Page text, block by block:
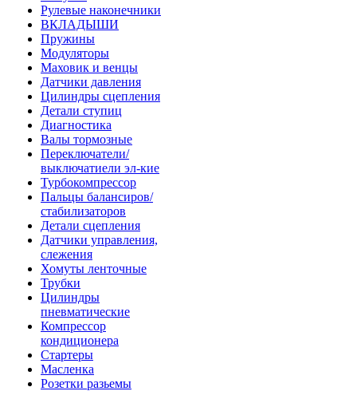
Рулевые наконечники
ВКЛАДЫШИ
Пружины
Модуляторы
Маховик и венцы
Датчики давления
Цилиндры сцепления
Детали ступиц
Диагностика
Валы тормозные
Переключатели/
выключатиели эл-кие
Турбокомпрессор
Пальцы балансиров/
стабилизаторов
Детали сцепления
Датчики управления,
слежения
Хомуты ленточные
Трубки
Цилиндры
пневматические
Компрессор
кондиционера
Стартеры
Масленка
Розетки разьемы